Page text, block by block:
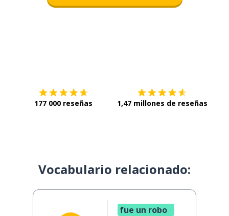
177 000 reseñas 1,47 millones de reseñas
Vocabulario relacionado:
fue un robo